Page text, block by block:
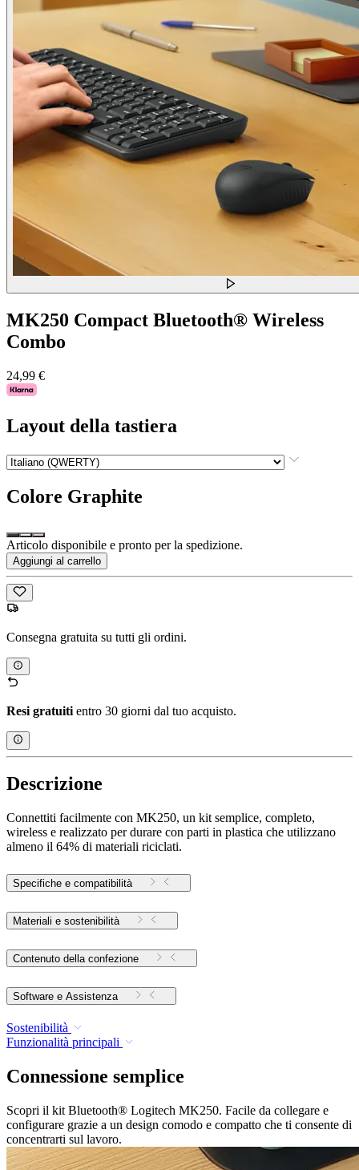
MK250 Compact Bluetooth® Wireless
Combo
24,99 €
Layout della tastiera
Colore Graphite
Articolo disponibile e pronto per la spedizione.
Aggiungi al carrello
Consegna gratuita su tutti gli ordini.
Resi gratuiti entro 30 giorni dal tuo acquisto.
Descrizione
Connettiti facilmente con MK250, un kit semplice, completo,
wireless e realizzato per durare con parti in plastica che utilizzano
almeno il 64% di materiali riciclati.
Specifiche e compatibilità
Materiali e sostenibilità
Contenuto della confezione
Software e Assistenza
Sostenibilità
Funzionalità principali
Connessione semplice
Scopri il kit Bluetooth® Logitech MK250. Facile da collegare e
configurare grazie a un design comodo e compatto che ti consente di
concentrarti sul lavoro.